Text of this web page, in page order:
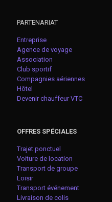
PARTENARIAT
Entreprise
Agence de voyage
Association
Club sportif
Compagnies aériennes
Hôtel
Devenir chauffeur VTC
OFFRES SPÉCIALES
Trajet ponctuel
Voiture de location
Transport de groupe
Loisir
Transport événement
Livraison de colis